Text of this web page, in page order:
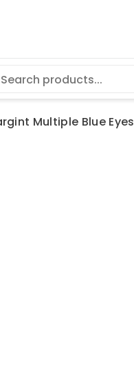
Multiple Blue Eyes